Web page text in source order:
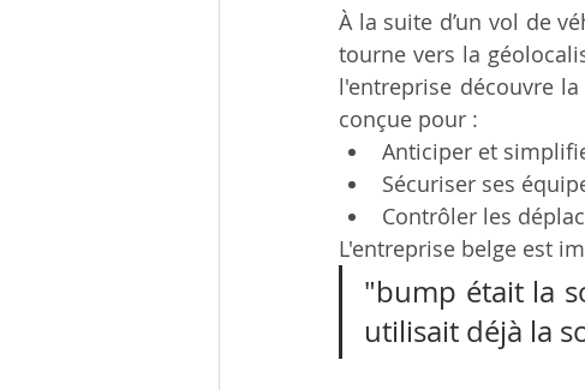
À la suite d’un vol de
tourne vers la
l'entreprise découvre
conçue pour :
Anticiper et
Sécuriser ses
Contrôler les
L'entreprise belge est
"bump était la
utilisait déjà la